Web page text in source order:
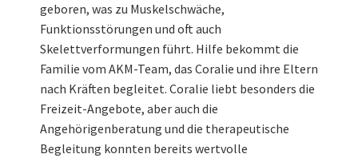
geboren, was zu Muskelschwäche,
Funktionsstörungen und oft auch
Skelettverformungen führt. Hilfe bekommt die
Familie vom AKM-Team, das Coralie und ihre Eltern
nach Kräften begleitet. Coralie liebt besonders die
Freizeit-Angebote, aber auch die
Angehörigenberatung und die therapeutische
Begleitung konnten bereits wertvolle